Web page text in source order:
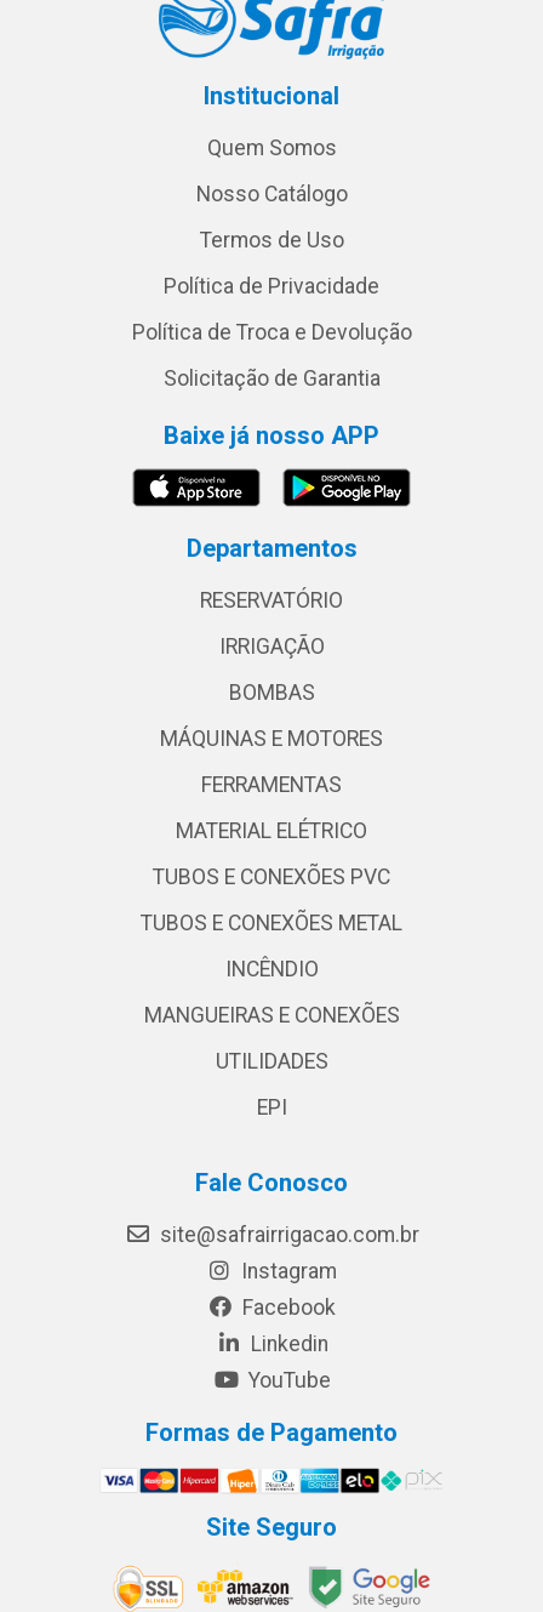
Institucional
Quem Somos
Nosso Catálogo
Termos de Uso
Política de Privacidade
Política de Troca e Devolução
Solicitação de Garantia
Baixe já nosso APP
Departamentos
RESERVATÓRIO
IRRIGAÇÃO
BOMBAS
MÁQUINAS E MOTORES
FERRAMENTAS
MATERIAL ELÉTRICO
TUBOS E CONEXÕES PVC
TUBOS E CONEXÕES METAL
INCÊNDIO
MANGUEIRAS E CONEXÕES
UTILIDADES
EPI
Fale Conosco
site@safrairrigacao.com.br
Instagram
Facebook
Linkedin
YouTube
Formas de Pagamento
Site Seguro